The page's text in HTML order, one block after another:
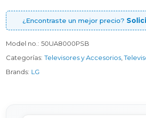
¿Encontraste un mejor precio?
Model no.: 50UA8000PSB
Categorías: Televisores y Accesorios ,
Brands: LG